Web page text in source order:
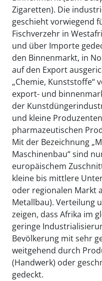
Zigaretten). Die
geschieht vorwiegend
Fischverzehr in
und über Importe
den Binnenmarkt, in
auf den Export
„Chemie, Kunststoffe“
export- und
der
und kleine
pharmazeutischen
Mit der Bezeichnung
Maschinenbau“ sind
europäischem
kleine bis mittlere
oder regionalen Markt
Metallbau). Verteilung
zeigen, dass Afrika im
geringe
Bevölkerung mit sehr
weitgehend durch
(Handwerk) oder
gedeckt.